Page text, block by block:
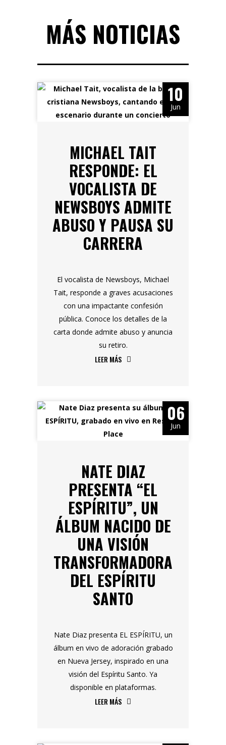
MÁS NOTICIAS
10
Jun
MICHAEL TAIT
RESPONDE: EL
VOCALISTA DE
NEWSBOYS ADMITE
ABUSO Y PAUSA SU
CARRERA
El vocalista de Newsboys, Michael
Tait, responde a graves acusaciones
con una impactante confesión
pública. Conoce los detalles de la
carta donde admite abuso y anuncia
su retiro.
LEER MÁS
06
Jun
NATE DIAZ
PRESENTA “EL
ESPÍRITU”, UN
ÁLBUM NACIDO DE
UNA VISIÓN
TRANSFORMADORA
DEL ESPÍRITU
SANTO
Nate Diaz presenta EL ESPÍRITU, un
álbum en vivo de adoración grabado
en Nueva Jersey, inspirado en una
visión del Espíritu Santo. Ya
disponible en plataformas.
LEER MÁS